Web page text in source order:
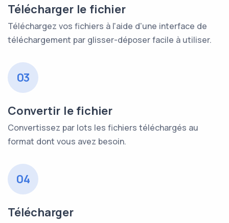
Télécharger le fichier
Téléchargez vos fichiers à l'aide d'une interface de
téléchargement par glisser-déposer facile à utiliser.
03
Convertir le fichier
Convertissez par lots les fichiers téléchargés au
format dont vous avez besoin.
04
Télécharger